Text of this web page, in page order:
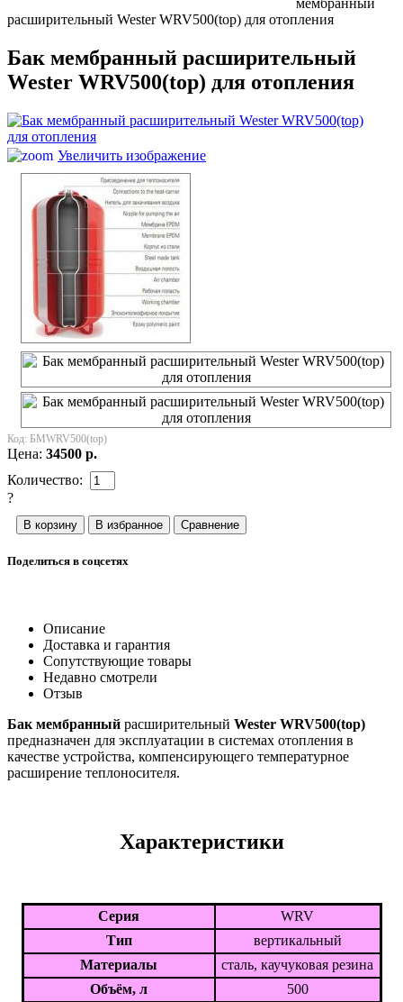
мембранный
расширительный Wester WRV500(top) для отопления
Бак мембранный расширительный
Wester WRV500(top) для отопления
Увеличить изображение
Код: БМWRV500(top)
Цена: 34500 р.
Количество:
?
Поделиться в соцсетях
Описание
Доставка и гарантия
Сопутствующие товары
Недавно смотрели
Отзыв
Бак мембранный расширительный Wester WRV500(top)
предназначен для эксплуатации в системах отопления в
качестве устройства, компенсирующего температурное
расширение теплоносителя.
Характеристики
Серия
WRV
Тип
вертикальный
Материалы
сталь, каучуковая резина
Объём, л
500